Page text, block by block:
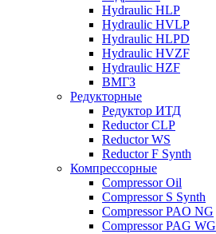
Hydraulic HLP
Hydraulic HVLP
Hydraulic HLPD
Hydraulic HVZF
Hydraulic HZF
ВМГЗ
Редукторные
Редуктор ИТД
Reductor CLP
Reductor WS
Reductor F Synth
Компрессорные
Compressor Oil
Compressor S Synth
Compressor PAO NG
Compressor PAG WG